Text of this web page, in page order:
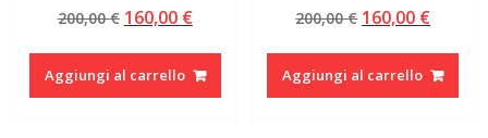
200,00€ Il
originale
era:
160,00 €Il
attuale
è:
Aggiungi al carrello
200,00€ Il
originale
era:
160,00 €Il
è:
Aggiungi al carrello